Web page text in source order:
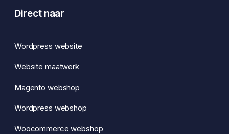
Direct naar
Wordpress website
Website maatwerk
Magento webshop
Wordpress webshop
Woocommerce webshop